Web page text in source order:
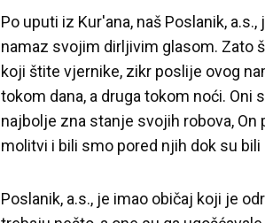
Po uputi iz Kur'ana, naš Poslanik,
namaz svojim dirljivim glasom. Zato
koji štite vjernike, zikr poslije ovog
tokom dana, a druga tokom noći. Oni
najbolje zna stanje svojih robova, On
molitvi i bili smo pored njih dok su bili
Poslanik, a.s., je imao običaj koji je